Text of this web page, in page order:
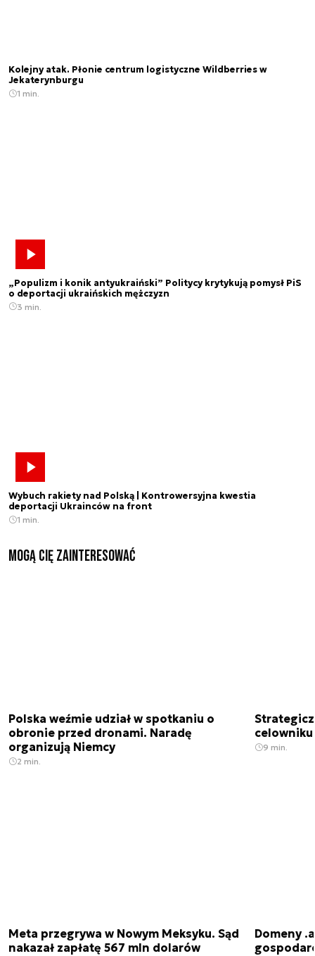
Kolejny atak. Płonie centrum logistyczne Wildberries w
Jekaterynburgu
1 min.
„Populizm i konik antyukraiński” Politycy krytykują pomysł PiS
o deportacji ukraińskich mężczyzn
3 min.
Wybuch rakiety nad Polską | Kontrowersyjna kwestia
deportacji Ukrainców na front
1 min.
Mogą Cię zainteresować
Polska weźmie udział w spotkaniu o
obronie przed dronami. Naradę
organizują Niemcy
2 min.
9 min.
Meta przegrywa w Nowym Meksyku. Sąd
nakazał zapłatę 567 mln dolarów
Domeny